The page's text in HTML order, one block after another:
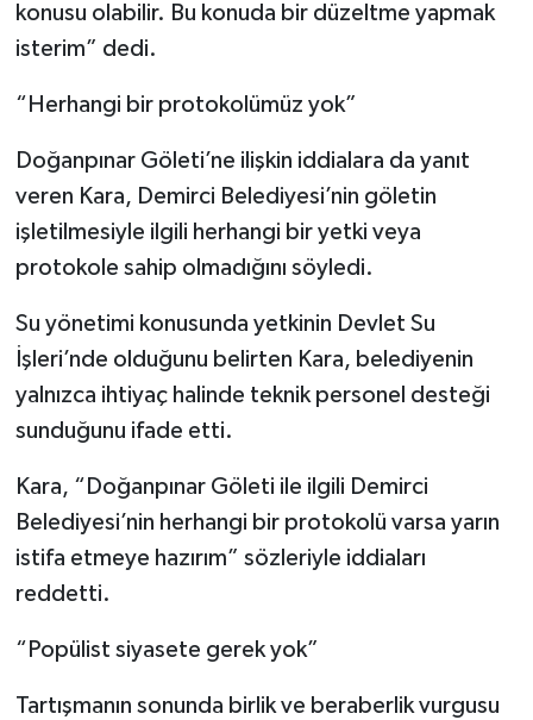
konusu olabilir. Bu konuda bir düzeltme yapmak
isterim” dedi.
“Herhangi bir protokolümüz yok”
Doğanpınar Göleti’ne ilişkin iddialara da yanıt
veren Kara, Demirci Belediyesi’nin göletin
işletilmesiyle ilgili herhangi bir yetki veya
protokole sahip olmadığını söyledi.
Su yönetimi konusunda yetkinin Devlet Su
İşleri’nde olduğunu belirten Kara, belediyenin
yalnızca ihtiyaç halinde teknik personel desteği
sunduğunu ifade etti.
Kara, “Doğanpınar Göleti ile ilgili Demirci
Belediyesi’nin herhangi bir protokolü varsa yarın
istifa etmeye hazırım” sözleriyle iddiaları
reddetti.
“Popülist siyasete gerek yok”
Tartışmanın sonunda birlik ve beraberlik vurgusu